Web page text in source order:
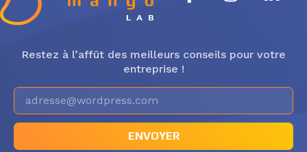
Restez à l’affût des meilleurs conseils pour votre
entreprise !
ENVOYER